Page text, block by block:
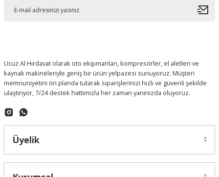
Ucuz Al Hırdavat olarak oto ekipmanları, kompresörler, el aletleri ve
kaynak makineleriyle geniş bir ürün yelpazesi sunuyoruz. Müşteri
memnuniyetini ön planda tutarak siparişlerinizi hızlı ve güvenli şekilde
ulaştırıyor, 7/24 destek hattımızla her zaman yanınızda oluyoruz.
Üyelik